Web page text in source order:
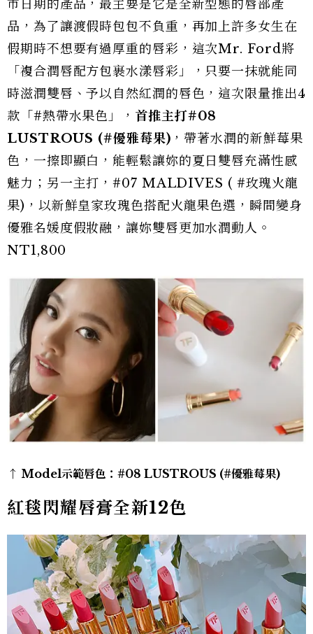
市日期的產品，最主要是它是全新型態的唇部產
品，為了讓渡假時包包不負重，再加上許多女生在
假期時不想要有過厚重的唇彩，這次Mr. Ford將
「複合潤唇配方包裹水漾唇彩」，只要一抹就能同
時滋潤雙唇、予以自然紅潤的唇色，這次限量推出4
款「#熱帶水果色」， 首推主打#08
LUSTROUS (#優雅莓果) ，帶著水潤的新鮮莓果
色，一擦即顯白，能輕鬆讓妳的夏日雙唇充滿性感
魅力；另一主打，#07 MALDIVES ( #玫瑰火龍
果)，以新鮮皇家玫瑰色搭配火龍果色選，瞬間變身
優雅名媛度假妝融，讓妳雙唇更加水潤動人。
NT1,800
↑ Model示範唇色：#08 LUSTROUS (#優雅莓果)
紅毯閃耀唇膏全新12色